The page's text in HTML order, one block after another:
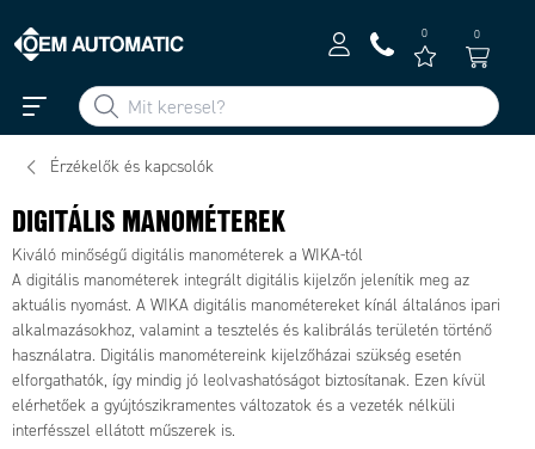
0 0
Érzékelők és kapcsolók
DIGITÁLIS MANOMÉTEREK
Kiváló minőségű digitális manométerek a WIKA-tól
A digitális manométerek integrált digitális kijelzőn jelenítik meg az
aktuális nyomást. A WIKA digitális manométereket kínál általános ipari
alkalmazásokhoz, valamint a tesztelés és kalibrálás területén történő
használatra. Digitális manométereink kijelzőházai szükség esetén
elforgathatók, így mindig jó leolvashatóságot biztosítanak. Ezen kívül
elérhetőek a gyújtószikramentes változatok és a vezeték nélküli
interfésszel ellátott műszerek is.